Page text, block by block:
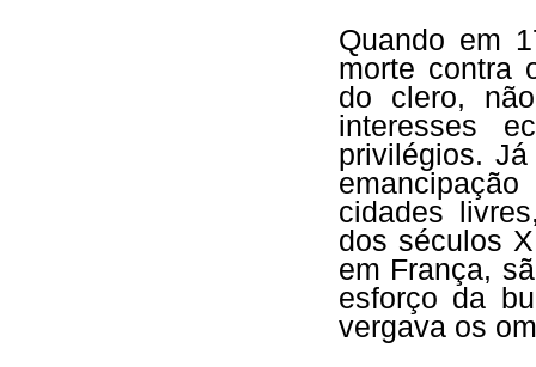
Quando em
morte contra
do clero,
interesses
privilégios.
cidades
dos séculos
em França,
esforço da
vergava os